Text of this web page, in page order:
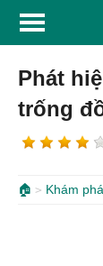
Phát
trống
🏠 Khám phá